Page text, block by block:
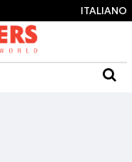
ITALIANO